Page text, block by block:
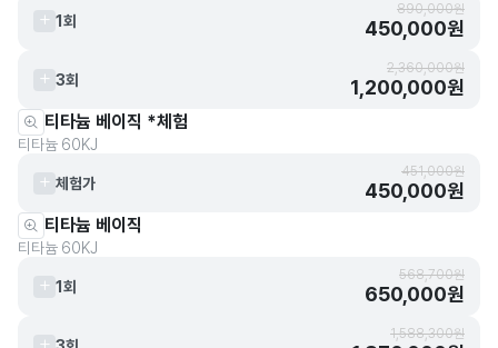
1회
890,000원
450,000원
3회
2,360,000원
1,200,000원
티타늄 베이직 *체험
티타늄 60KJ
체험가
451,000원
450,000원
티타늄 베이직
티타늄 60KJ
1회
568,700원
650,000원
1,588,300원